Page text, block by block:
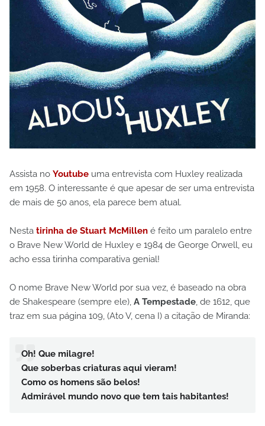
Assista no Youtube uma entrevista com Huxley realizada
em 1958. O interessante é que apesar de ser uma entrevista
de mais de 50 anos, ela parece bem atual.
Nesta tirinha de Stuart McMillen é feito um paralelo entre
o Brave New World de Huxley e 1984 de George Orwell, eu
acho essa tirinha comparativa genial!
O nome Brave New World por sua vez, é baseado na obra
de Shakespeare (sempre ele), A Tempestade , de 1612, que
traz em sua página 109, (Ato V, cena I) a citação de Miranda:
Oh! Que milagre!
Que soberbas criaturas aqui vieram!
Como os homens são belos!
Admirável mundo novo que tem tais habitantes!